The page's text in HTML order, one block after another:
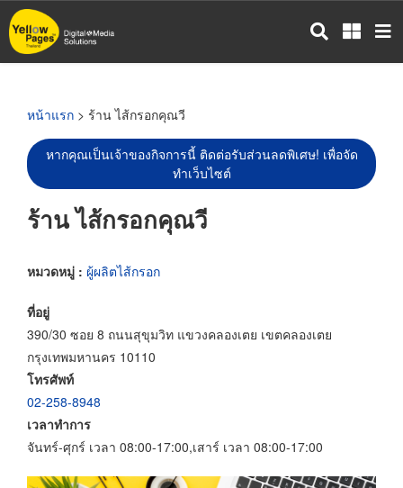
ข้าม
ไป
หน้าแรก > ร้าน ไส้กรอกคุณวี
หากคุณเป็นเจ้าของกิจการนี้ ติดต่อรับส่วนลดพิเศษ! เพื่อจัด
ทำเว็บไซต์
ร้าน ไส้กรอกคุณวี
หมวดหมู่ : ผู้ผลิตไส้กรอก
ที่อยู่
390/30 ซอย 8 ถนนสุขุมวิท แขวงคลองเตย เขตคลองเตย
กรุงเทพมหานคร 10110
โทรศัพท์
02-258-8948
เวลาทำการ
จันทร์-ศุกร์ เวลา 08:00-17:00,เสาร์ เวลา 08:00-17:00